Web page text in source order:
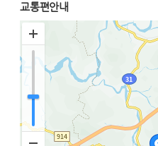
교통편안내